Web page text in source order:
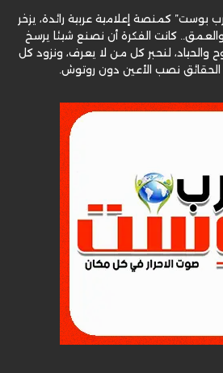
بوست” كمنصة إعلامية عربية رائدة، يزخر
والعمق.. كانت الفكرة أن نصنع شيئا يرسخ
والحياد، لنحبر كل من لا يعرف، ونزود كل
نصب الأعين دون روتوش.